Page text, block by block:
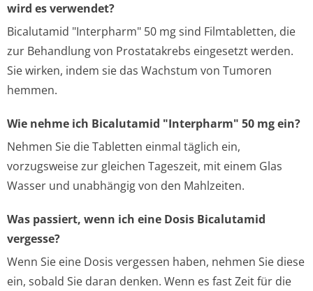
wird es verwendet?
Bicalutamid "Interpharm" 50 mg sind Filmtabletten, die
zur Behandlung von Prostatakrebs eingesetzt werden.
Sie wirken, indem sie das Wachstum von Tumoren
hemmen.
Wie nehme ich Bicalutamid "Interpharm" 50 mg ein?
Nehmen Sie die Tabletten einmal täglich ein,
vorzugsweise zur gleichen Tageszeit, mit einem Glas
Wasser und unabhängig von den Mahlzeiten.
Was passiert, wenn ich eine Dosis Bicalutamid
vergesse?
Wenn Sie eine Dosis vergessen haben, nehmen Sie diese
ein, sobald Sie daran denken. Wenn es fast Zeit für die